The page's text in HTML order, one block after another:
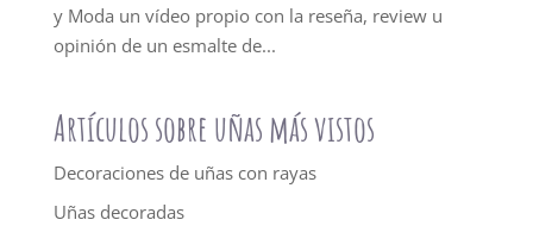
y Moda un vídeo propio con la reseña, review u
opinión de un esmalte de...
Artículos sobre uñas más vistos
Decoraciones de uñas con rayas
Uñas decoradas